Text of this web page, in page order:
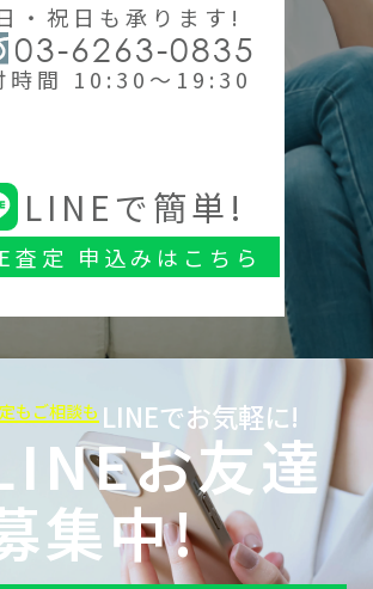
・祝日も承ります!
03-6263-0835
時間 10:30～19:30
LINEで簡単!
査定 申込みはこちら
もご相談も LINEでお気軽に!
お友達
集中!